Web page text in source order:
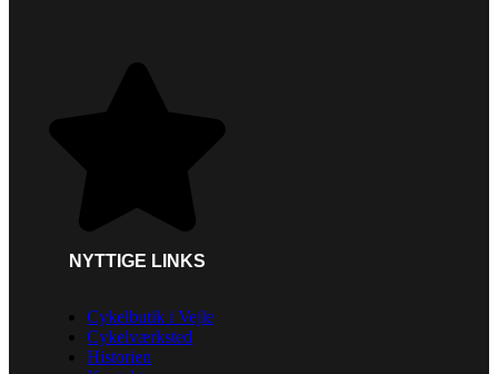
NYTTIGE LINKS
Cykelbutik i Vejle
Cykelværksted
Historien